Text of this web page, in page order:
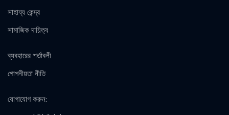
সাহায্য কেন্দ্র
সামাজিক দায়িত্ব
ব্যবহারের শর্তাবলী
গোপনীয়তা নীতি
যোগাযোগ করুন: